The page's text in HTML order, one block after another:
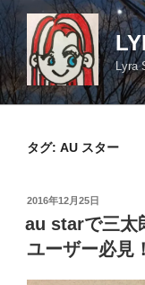
コ
ン
テ
ン
ツ
Lyra
タグ: AU スター
投
日:
2016年12月25日
au starで三太
ユーザー必見！